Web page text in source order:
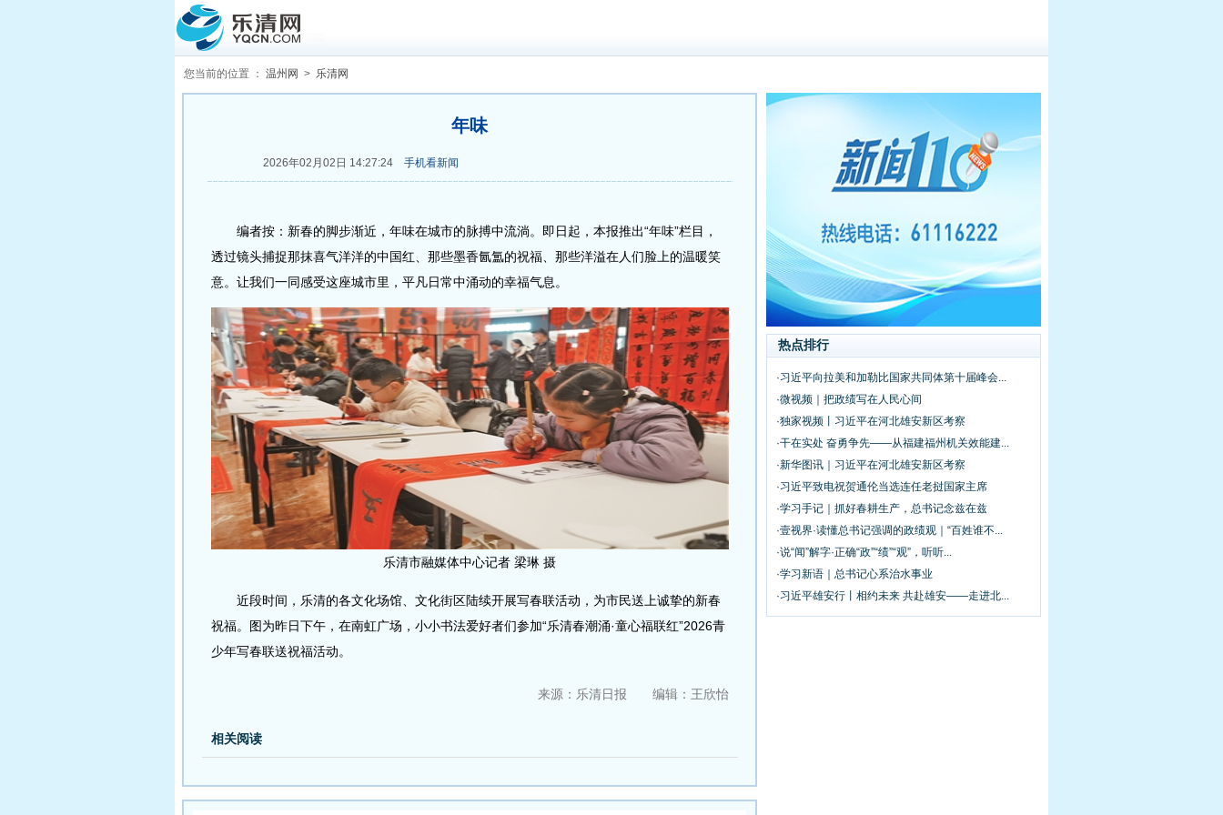
您当前的位置 ： 温州网 > 乐清网
年味
2026年02月02日 14:27:24 手机看新闻
编者按：新春的脚步渐近，年味在城市的脉搏中流淌。即日起，本报推出“年味”栏目，
透过镜头捕捉那抹喜气洋洋的中国红、那些墨香氤氲的祝福、那些洋溢在人们脸上的温暖笑
意。让我们一同感受这座城市里，平凡日常中涌动的幸福气息。
乐清市融媒体中心记者 梁琳 摄
近段时间，乐清的各文化场馆、文化街区陆续开展写春联活动，为市民送上诚挚的新春
祝福。图为昨日下午，在南虹广场，小小书法爱好者们参加“乐清春潮涌·童心福联红”2026青
少年写春联送祝福活动。
来源：乐清日报 编辑：王欣怡
相关阅读
热点排行
·习近平向拉美和加勒比国家共同体第十届峰会...
·微视频｜把政绩写在人民心间
·独家视频丨习近平在河北雄安新区考察
·干在实处 奋勇争先——从福建福州机关效能建...
·新华图讯｜习近平在河北雄安新区考察
·习近平致电祝贺通伦当选连任老挝国家主席
·学习手记｜抓好春耕生产，总书记念兹在兹
·壹视界·读懂总书记强调的政绩观｜“百姓谁不...
·说“闻”解字·正确“政”“绩”“观”，听听...
·学习新语｜总书记心系治水事业
·习近平雄安行丨相约未来 共赴雄安——走进北...